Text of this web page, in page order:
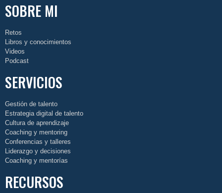
SOBRE MI
Retos
Libros y conocimientos
Videos
Podcast
SERVICIOS
Gestión de talento
Estrategia digital de talento
Cultura de aprendizaje
Coaching y mentoring
Conferencias y talleres
Liderazgo y decisiones
Coaching y mentorías
RECURSOS